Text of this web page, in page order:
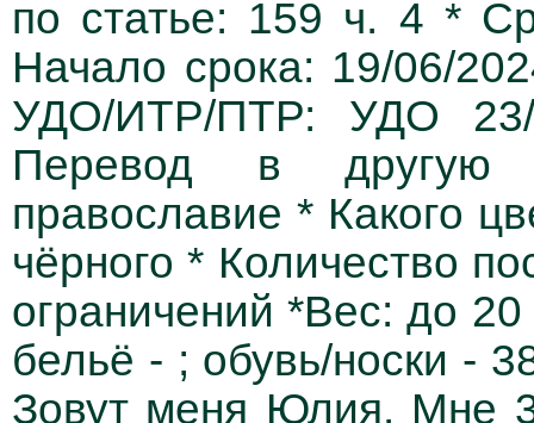
по статье: 159 ч. 4 *
Начало срока: 19/06/
УДО/ИТР/ПТР: УДО
Перевод в другую
православие * Какого
чёрного * Количество
ограничений *Вес: до
бельё - ; обувь/носки -
Зовут меня Юлия. Мне